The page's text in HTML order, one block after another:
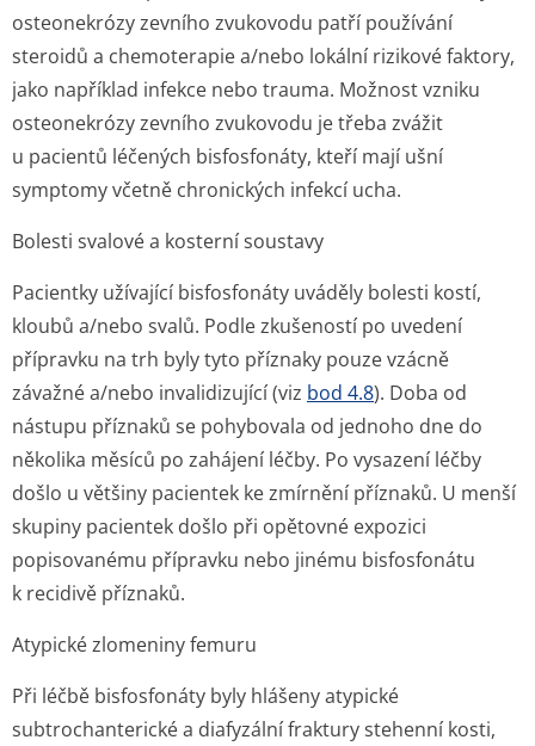
osteonekrózy zevního zvukovodu patří používání
steroidů a chemoterapie a/nebo lokální rizikové faktory,
jako například infekce nebo trauma. Možnost vzniku
osteonekrózy zevního zvukovodu je třeba zvážit
u pacientů léčených bisfosfonáty, kteří mají ušní
symptomy včetně chronických infekcí ucha.
Bolesti svalové a kosterní soustavy
Pacientky užívající bisfosfonáty uváděly bolesti kostí,
kloubů a/nebo svalů. Podle zkušeností po uvedení
přípravku na trh byly tyto příznaky pouze vzácně
závažné a/nebo invalidizující (viz bod 4.8). Doba od
nástupu příznaků se pohybovala od jednoho dne do
několika měsíců po zahájení léčby. Po vysazení léčby
došlo u většiny pacientek ke zmírnění příznaků. U menší
skupiny pacientek došlo při opětovné expozici
popisovanému přípravku nebo jinému bisfosfonátu
k recidivě příznaků.
Atypické zlomeniny femuru
Při léčbě bisfosfonáty byly hlášeny atypické
subtrochanterické a diafyzální fraktury stehenní kosti,